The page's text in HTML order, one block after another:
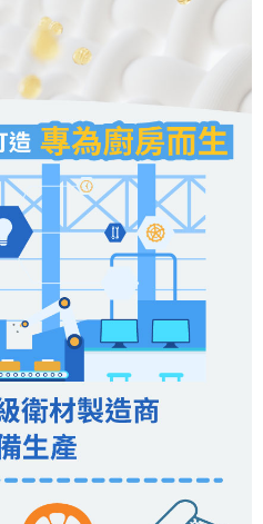
戶之使用額度並採取法律行動。